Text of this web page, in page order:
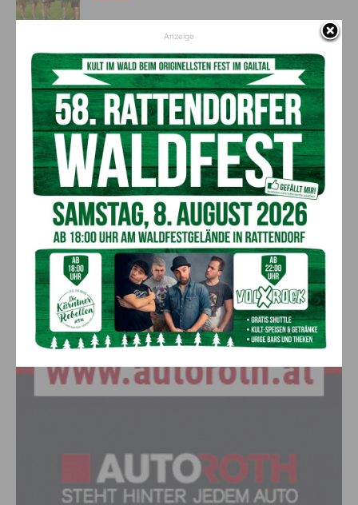
50 Liter Kraftstoff ausgetreten:
Feuerwehreinsatz in Möderndorf
Aktuell 5. August 2026
Großeinsatz in Arnoldstein:
Grenzüberschreitende Suchaktion nach
Schweizer (67)
Aktuell 5. August 2026
Anzeige
Anzeige